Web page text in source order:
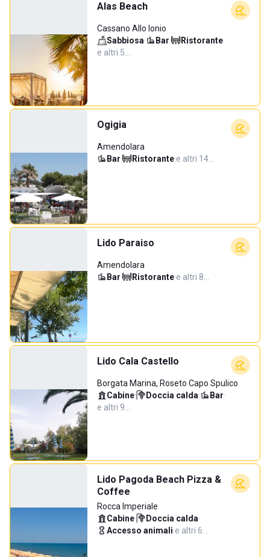
Alas Beach
Cassano Allo Ionio
Sabbiosa· Bar· Ristorante·
e altri 5…
Ogigia
Amendolara
Bar· Ristorante·e altri 14…
Lido Paraiso
Amendolara
Bar· Ristorante·e altri 8…
Lido Cala Castello
Borgata Marina, Roseto Capo Spulico
Cabine· Doccia calda· Bar·
e altri 9…
Lido Pagoda Beach Pizza &
Coffee
Rocca Imperiale
Cabine· Doccia calda·
Accesso animali·e altri 6…